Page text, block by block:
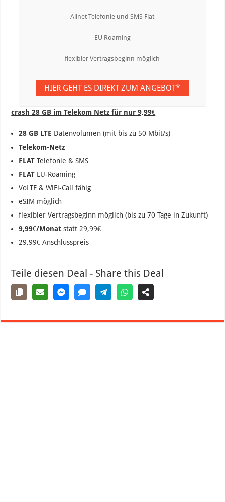
Allnet Telefonie und SMS Flat
EU Roaming
flexibler Vertragsbeginn möglich
HIER GEHT ES DIREKT ZUM ANGEBOT*
crash 28 GB im Telekom Netz für nur 9,99€
28 GB LTE Datenvolumen (mit bis zu 50 Mbit/s)
Telekom-Netz
FLAT Telefonie & SMS
FLAT EU-Roaming
VoLTE & WiFi-Call fähig
eSIM möglich
flexibler Vertragsbeginn möglich (bis zu 70 Tage in Zukunft)
9,99€/Monatstatt 29,99€
29,99€ Anschlusspreis
Teile diesen Deal - Share this Deal